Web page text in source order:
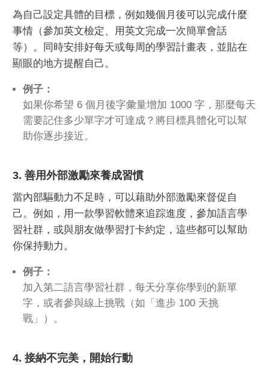
為自己設定具體的目標，例如幾個月後可以完成什麼
事情（參加英文檢定、用英文完成一次簡單會話
等）。同時安排好每天或每周的學習計畫表，並貼在
顯眼的地方提醒自己。
例子：
如果你希望 6 個月後字彙量增加 1000 字，那麼每天
需要記住多少單字才可達成？將目標具體化可以幫
助你逐步接近。
3. 善用外部激勵來養成習慣
當內部驅動力不足時，可以藉助外部激勵來督促自
己。例如，用一款學習軟體來追踪進度，參加語言學
習社群，或與朋友做學習打卡約定，這些都可以幫助
你保持動力。
例子：
加入第二語言學習社群，每天分享你學到的新單
字，或者參與線上挑戰（如「進步 100 天挑
戰」）。
4. 接納不完美，開始行動